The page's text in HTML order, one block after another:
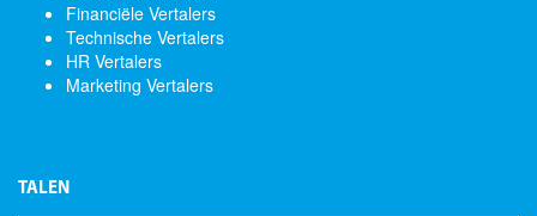
Financiële Vertalers
Technische Vertalers
HR Vertalers
Marketing Vertalers
TALEN